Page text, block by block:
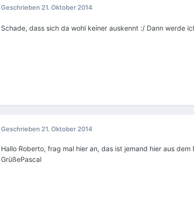
Geschrieben 21. Oktober 2014
Schade, dass sich da wohl keiner auskennt :/ Dann werde
Geschrieben 21. Oktober 2014
Hallo Roberto, frag mal hier an, das ist jemand hier aus dem
GrüßePascal